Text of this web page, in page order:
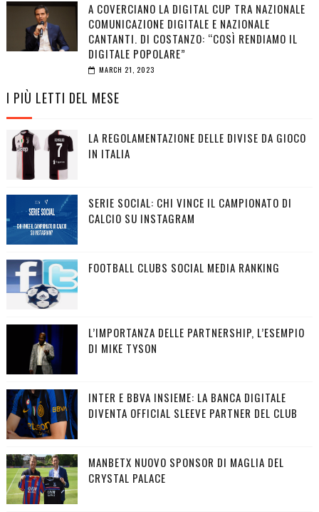
A COVERCIANO LA DIGITAL CUP TRA NAZIONALE
COMUNICAZIONE DIGITALE E NAZIONALE
CANTANTI. DI COSTANZO: “COSÌ RENDIAMO IL
DIGITALE POPOLARE”
MARCH 21, 2023
I PIÙ LETTI DEL MESE
LA REGOLAMENTAZIONE DELLE DIVISE DA GIOCO
IN ITALIA
SERIE SOCIAL: CHI VINCE IL CAMPIONATO DI
CALCIO SU INSTAGRAM
FOOTBALL CLUBS SOCIAL MEDIA RANKING
L’IMPORTANZA DELLE PARTNERSHIP, L’ESEMPIO
DI MIKE TYSON
INTER E BBVA INSIEME: LA BANCA DIGITALE
DIVENTA OFFICIAL SLEEVE PARTNER DEL CLUB
MANBETX NUOVO SPONSOR DI MAGLIA DEL
CRYSTAL PALACE